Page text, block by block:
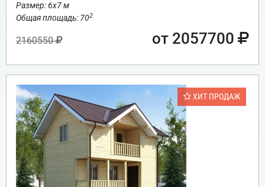
Размер: 6х7 м
Общая площадь: 702
2160550 от 2057700
ХИТ ПРОДАЖ